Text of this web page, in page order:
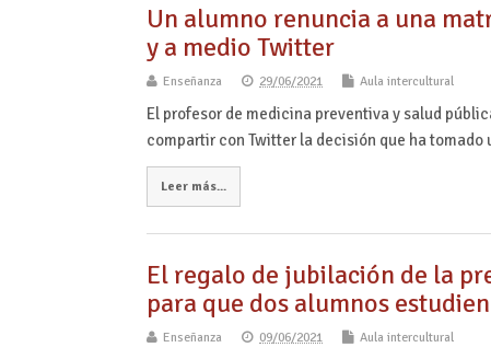
Un alumno renuncia a una
y a medio Twitter
Enseñanza 29/06/2021 Aula intercultural
El profesor de medicina preventiva y salud
compartir con Twitter la decisión que ha
Leer más...
El regalo de jubilación de la
para que dos alumnos
Enseñanza 09/06/2021 Aula intercultural